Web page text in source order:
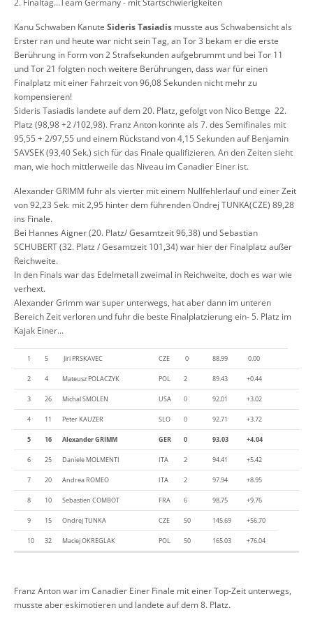
2. Finaltag…Team Germany - mit Startschwierigkeiten
Kanu Schwaben Kanute Sideris Tasiadis musste aus Schwabensicht als
Erster ran und heute war nicht sein Tag, an Tor 3 bekam er die erste
Berührung in Form von 2 Strafsekunden aufgebrummt und bei Tor 11
und Tor 21 folgten noch weitere Berührungen, dass war für einen
Finalplatz mit einer Fahrzeit von 96,08 Sekunden nicht mehr zu
kompensieren!
Sideris Tasiadis landete auf dem 20. Platz, gefolgt von Nico Bettge 22.
Platz (98,98 +2 /102,98). Franz Anton konnte als 7. des Semifinales mit
95,55 + 2/97,55 und einem Rückstand von 4,15 Sekunden auf Benjamin
SAVSEK (93,40 Sek.) sich für das Finale qualifizieren. An den Zeiten sieht
man, wie hoch mittlerweile das Niveau im Canadier Einer ist.
Alexander GRIMM fuhr als vierter mit einem Nullfehlerlauf und einer Zeit
von 92,23 Sek. mit 2,95 hinter dem führenden Ondrej TUNKA(CZE) 89,28
ins Finale.
Bei Hannes Aigner (20. Platz/ Gesamtzeit 96,38) und Sebastian
SCHUBERT (32. Platz / Gesamtzeit 101,34) war hier der Finalplatz außer
Reichweite.
In den Finals war das Edelmetall zweimal in Reichweite, doch es war wie
verhext.
Alexander Grimm war super unterwegs, hat aber dann im unteren
Bereich Zeit verloren und fuhr die beste Finalplatzierung ein- 5. Platz im
Kajak Einer...
1 5 Jiri PRSKAVEC CZE 0 88.99 0.00
2 4 Mateusz POLACZYK POL 2 89.43 +0.44
3 26 Michal SMOLEN USA 0 92.01 +3.02
4 11 Peter KAUZER SLO 0 92.71 +3.72
5 16 Alexander GRIMM GER 0 93.03 +4.04
6 25 Daniele MOLMENTI ITA 2 94.41 +5.42
7 20 Andrea ROMEO ITA 2 97.94 +8.95
8 10 Sebastien COMBOT FRA 6 98.75 +9.76
9 15 Ondrej TUNKA CZE 50 145.69 +56.70
10 32 Maciej OKREGLAK POL 50 165.03 +76.04
Franz Anton war im Canadier Einer Finale mit einer Top-Zeit unterwegs,
musste aber eskimotieren und landete auf dem 8. Platz.